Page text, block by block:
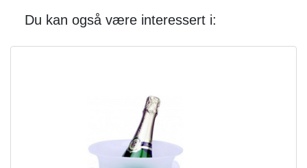
Du kan også være interessert i: